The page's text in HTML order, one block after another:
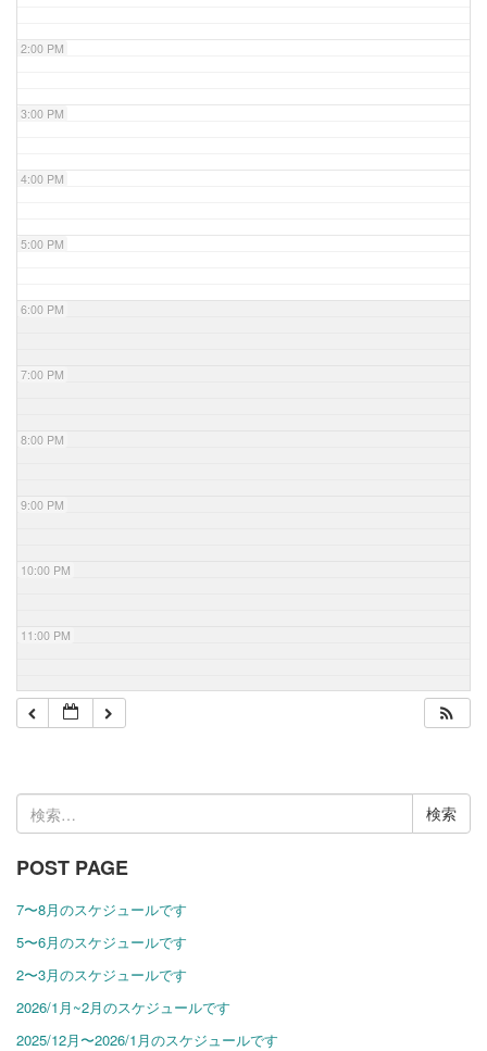
2:00 PM
3:00 PM
4:00 PM
5:00 PM
6:00 PM
7:00 PM
8:00 PM
9:00 PM
10:00 PM
11:00 PM
検
索:
POST PAGE
7〜8月のスケジュールです
5〜6月のスケジュールです
2〜3月のスケジュールです
2026/1月~2月のスケジュールです
2025/12月〜2026/1月のスケジュールです